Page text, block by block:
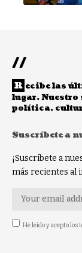
//
R ecibe las
lugar.
política,
Suscríbete a
¡Suscríbete a
más recientes al
He leído y acepto